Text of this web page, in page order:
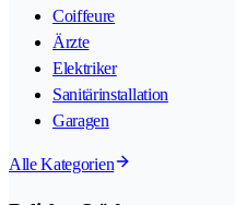
Coiffeure
Ärzte
Elektriker
Sanitärinstallation
Garagen
Alle Kategorien